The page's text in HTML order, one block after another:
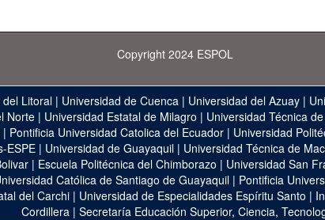
Copyright 2024 ESPOL
del Litoral | Universidad de Cuenca | Universidad del Azuay |
Norte| Universidad Estatal de Milagro | Universidad Técnica
| Pontificia Universidad Catolica del Ecuador| Universidad
ESPE | Universidad de Guayaquil | Universidad Técnica de
| Escuela Politécnica del Chimborazo | Universidad San
Católica de Santiago de Guayaquil | Pontificia
del Carchi | Universidad de Especialidades Espíritu Santo |
Cordillera| Secretaría Educación Superior, Ciencia,